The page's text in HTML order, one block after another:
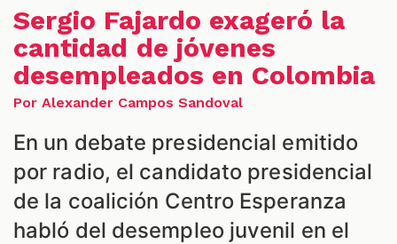
Sergio Fajardo exageró la
cantidad de jóvenes
desempleados en Colombia
Por Alexander Campos Sandoval
En un debate presidencial emitido
por radio, el candidato presidencial
de la coalición Centro Esperanza
habló del desempleo juvenil en el